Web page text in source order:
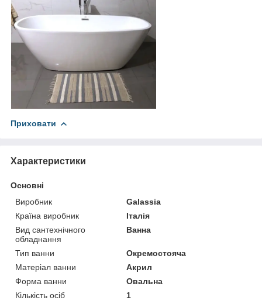
Приховати
Характеристики
Основні
Виробник
Galassia
Країна виробник
Італія
Вид сантехнічного
обладнання
Ванна
Тип ванни
Окремостояча
Матеріал ванни
Акрил
Форма ванни
Овальна
Кількість осіб
1